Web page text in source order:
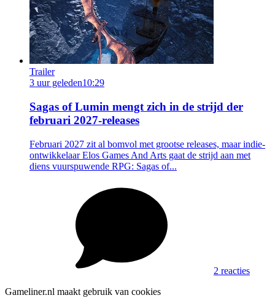
Trailer
3 uur geleden10:29
Sagas of Lumin mengt zich in de strijd der
februari 2027-releases
Februari 2027 zit al bomvol met grootse releases, maar indie-
ontwikkelaar Elos Games And Arts gaat de strijd aan met
diens vuurspuwende RPG: Sagas of...
2 reacties
Gameliner.nl maakt gebruik van cookies